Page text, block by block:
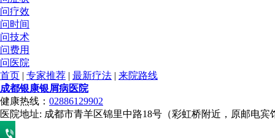
问疗效
问时间
问技术
问费用
问医院
首页 | 专家推荐 | 最新疗法 | 来院路线
成都银康银屑病医院
健康热线： 02886129902
医院地址: 成都市青羊区锦里中路18号（彩虹桥附近，原邮电宾